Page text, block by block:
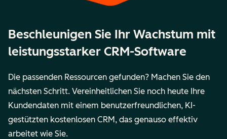
Beschleunigen Sie Ihr Wachstum mit
leistungsstarker CRM-Software
Die passenden Ressourcen gefunden? Machen Sie den
nächsten Schritt. Vereinheitlichen Sie noch heute Ihre
Kundendaten mit einem benutzerfreundlichen, KI-
gestützten kostenlosen CRM, das genauso effektiv
arbeitet wie Sie.